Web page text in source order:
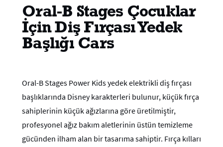
Oral-B Stages Çocuklar
İçin Diş Fırçası Yedek
Başlığı Cars
Oral-B Stages Power Kids yedek elektrikli diş fırçası
başlıklarında Disney karakterleri bulunur, küçük fırça
sahiplerinin küçük ağızlarına göre üretilmiştir,
profesyonel ağız bakım aletlerinin üstün temizleme
gücünden ilham alan bir tasarıma sahiptir. Fırça kılları